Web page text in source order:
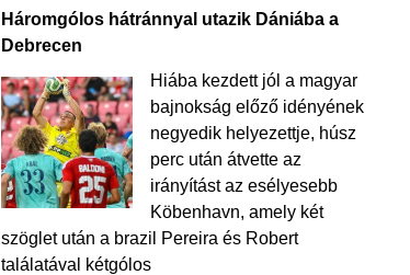
Háromgólos hátránnyal utazik Dániába a
Debrecen
Hiába kezdett jól a magyar
bajnokság előző idényének
negyedik helyezettje, húsz
perc után átvette az
irányítást az esélyesebb
Köbenhavn, amely két
szöglet után a brazil Pereira és Robert
találatával kétgólos